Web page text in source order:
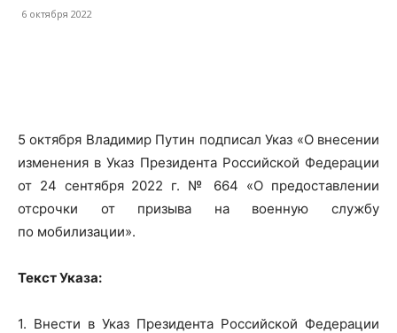
6 октября 2022
5 октября Владимир Путин подписал Указ «О внесении
изменения в Указ Президента Российской Федерации
от 24 сентября 2022 г. № 664 «О предоставлении
отсрочки от призыва на военную службу
по мобилизации».
Текст Указа:
1. Внести в Указ Президента Российской Федерации